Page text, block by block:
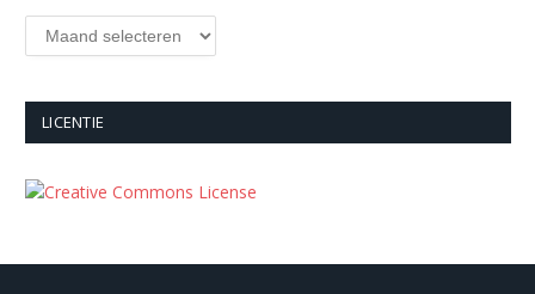
Archieven
LICENTIE